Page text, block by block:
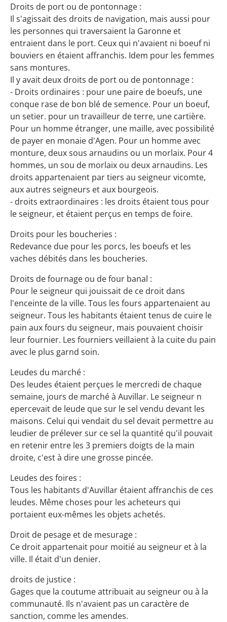
Droits de port ou de pontonnage :
Il s'agissait des droits de navigation, mais aussi pour
les personnes qui traversaient la Garonne et
entraient dans le port. Ceux qui n'avaient ni boeuf ni
bouviers en étaient affranchis. Idem pour les femmes
sans montures.
Il y avait deux droits de port ou de pontonnage :
- Droits ordinaires : pour une paire de boeufs, une
conque rase de bon blé de semence. Pour un boeuf,
un setier. pour un travailleur de terre, une cartière.
Pour un homme étranger, une maille, avec possibilité
de payer en monaie d'Agen. Pour un homme avec
monture, deux sous arnaudins ou un morlaix. Pour 4
hommes, un sou de morlaix ou deux arnaudins. Les
droits appartenaient par tiers au seigneur vicomte,
aux autres seigneurs et aux bourgeois.
- droits extraordinaires : les droits étaient tous pour
le seigneur, et étaient perçus en temps de foire.
Droits pour les boucheries :
Redevance due pour les porcs, les boeufs et les
vaches débités dans les boucheries.
Droits de fournage ou de four banal :
Pour le seigneur qui jouissait de ce droit dans
l'enceinte de la ville. Tous les fours appartenaient au
seigneur. Tous les habitants étaient tenus de cuire le
pain aux fours du seigneur, mais pouvaient choisir
leur fournier. Les fourniers veillaient à la cuite du pain
avec le plus garnd soin.
Leudes du marché :
Des leudes étaient perçues le mercredi de chaque
semaine, jours de marché à Auvillar. Le seigneur n
epercevait de leude que sur le sel vendu devant les
maisons. Celui qui vendait du sel devait permettre au
leudier de prélever sur ce sel la quantité qu'il pouvait
en retenir entre les 3 premiers doigts de la main
droite, c'est à dire une grosse pincée.
Leudes des foires :
Tous les habitants d'Auvillar étaient affranchis de ces
leudes. Même choses pour les acheteurs qui
portaient eux-mêmes les objets achetés.
Droit de pesage et de mesurage :
Ce droit appartenait pour moitié au seigneur et à la
ville. Il était d'un denier.
droits de justice :
Gages que la coutume attribuait au seigneur ou à la
communauté. Ils n'avaient pas un caractère de
sanction, comme les amendes.